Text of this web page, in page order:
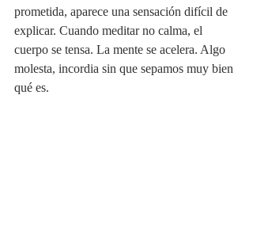
prometida, aparece una sensación difícil de
explicar. Cuando meditar no calma, el
cuerpo se tensa. La mente se acelera. Algo
molesta, incordia sin que sepamos muy bien
qué es.